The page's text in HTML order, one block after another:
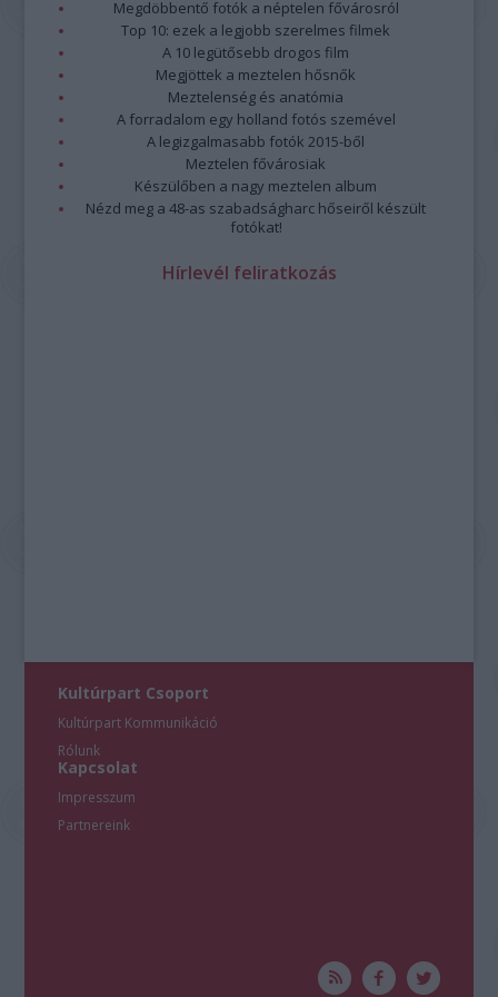
Megdöbbentő fotók a néptelen fővárosról
Top 10: ezek a legjobb szerelmes filmek
A 10 legütősebb drogos film
Megjöttek a meztelen hősnők
Meztelenség és anatómia
A forradalom egy holland fotós szemével
A legizgalmasabb fotók 2015-ből
Meztelen fővárosiak
Készülőben a nagy meztelen album
Nézd meg a 48-as szabadságharc hőseiről készült
fotókat!
Hírlevél feliratkozás
Kultúrpart Csoport
Kultúrpart Kommunikáció
Rólunk
Kapcsolat
Impresszum
Partnereink